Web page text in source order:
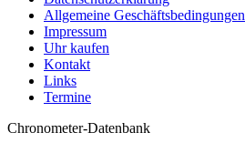
Allgemeine Geschäftsbedingungen
Impressum
Uhr kaufen
Kontakt
Links
Termine
Chronometer-Datenbank